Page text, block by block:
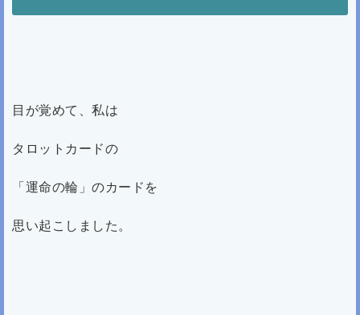
目が覚めて、私は
タロットカードの
「運命の輪」のカードを
思い起こしました。